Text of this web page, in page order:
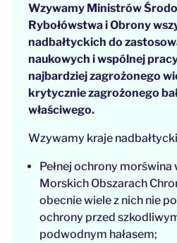
Wzywamy Ministrów
Rybołówstwa i Obrony
nadbałtyckich do
naukowych i wspólnej
najbardziej zagrożonego
krytycznie zagrożonego
właściwego.
Wzywamy kraje
Pełnej ochrony
Morskich Obszarach
obecnie wiele z nich nie
ochrony przed
podwodnym hałasem;